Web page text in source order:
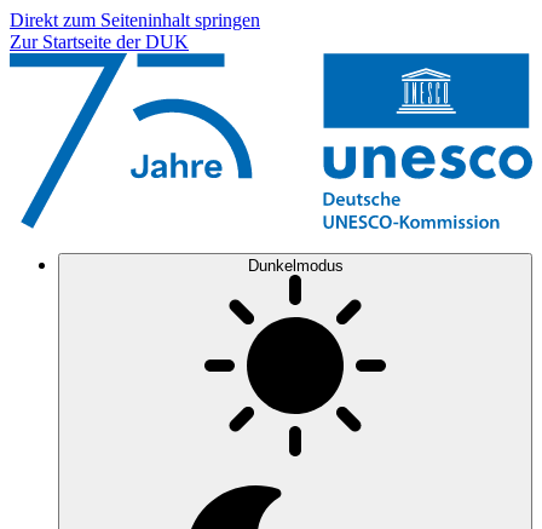
Direkt zum Seiteninhalt springen
Zur Startseite der DUK
Dunkelmodus